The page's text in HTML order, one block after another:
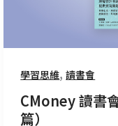
學習思維,讀書會
CMoney 讀書
篇）
升
（心
篇）